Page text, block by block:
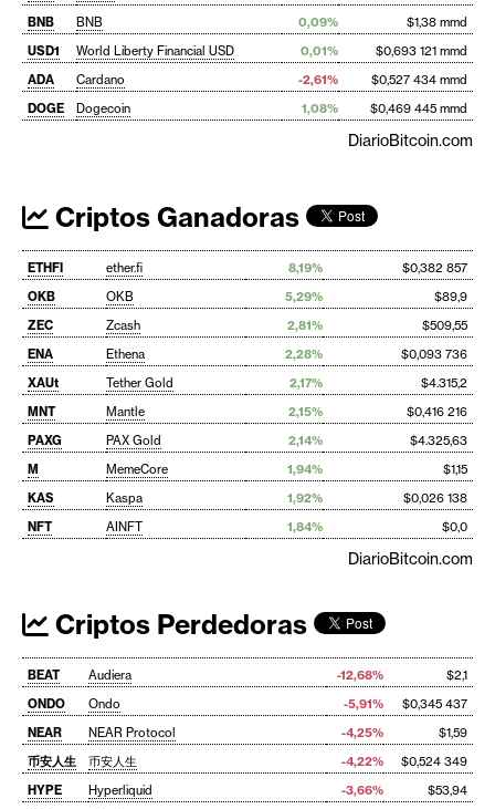
BNB
BNB 0,09%
$1,38 mmd
USD1
World Liberty Financial USD 0,01%
$0,693 121 mmd
ADA
Cardano -2,61%
$0,527 434 mmd
DOGE
Dogecoin 1,08% $0,469 445 mmd
DiarioBitcoin.com
Criptos Ganadoras
ETHFI ether.fi 8,19%
$0,382 857
OKB
OKB 5,29%
$89,9
ZEC
Zcash 2,81%
$509,55
ENA
Ethena 2,28%
$0,093 736
XAUt
Tether Gold 2,17%
$4.315,2
MNT
Mantle 2,15%
$0,416 216
PAXG
PAX Gold 2,14%
$4.325,63
M
MemeCore 1,94%
$1,15
KAS
Kaspa 1,92%
$0,026 138
NFT
AINFT 1,84% $0,0
DiarioBitcoin.com
Criptos Perdedoras
BEAT Audiera -12,68%
$2,1
ONDO
Ondo -5,91%
$0,345 437
NEAR
NEAR Protocol -4,25%
$1,59
币安人生
币安人生 -4,22%
$0,524 349
HYPE
Hyperliquid -3,66%
$53,94